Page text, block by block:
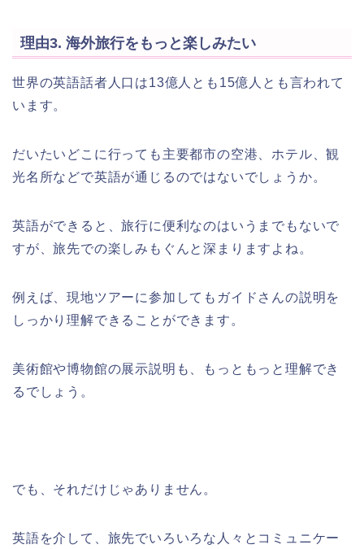
理由3. 海外旅行をもっと楽しみたい
世界の英語話者人口は13億人とも15億人とも言われて
います。
だいたいどこに行っても主要都市の空港、ホテル、観
光名所などで英語が通じるのではないでしょうか。
英語ができると、旅行に便利なのはいうまでもないで
すが、旅先での楽しみもぐんと深まりますよね。
例えば、現地ツアーに参加してもガイドさんの説明を
しっかり理解できることができます。
美術館や博物館の展示説明も、もっともっと理解でき
るでしょう。
でも、それだけじゃありません。
英語を介して、旅先でいろいろな人々とコミュニケー